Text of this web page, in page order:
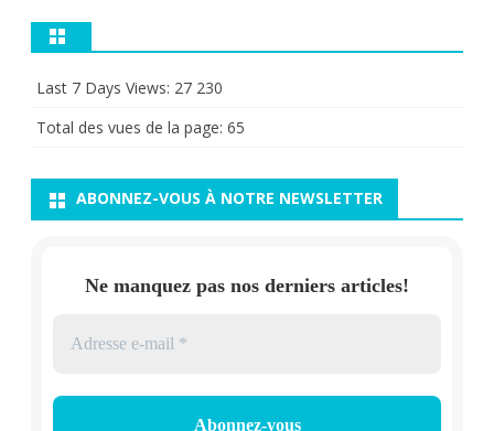
Last 7 Days Views: 27 230
Total des vues de la page: 65
ABONNEZ-VOUS À NOTRE NEWSLETTER
Ne manquez pas nos derniers articles!